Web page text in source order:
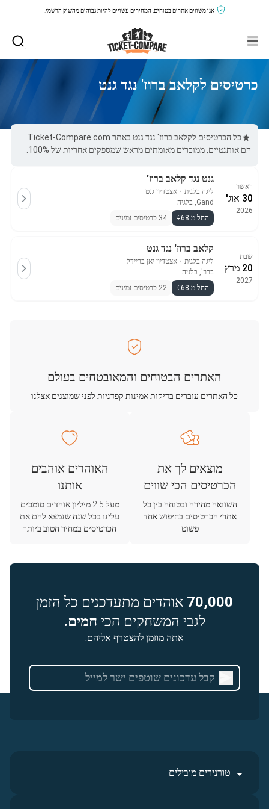
אנו משווים אתרים בטוחים, המחירים עשויים להיות גבוהים מהשוק הרשמי.
כרטיסים לקלאב ברוז' נגד גנט
כל הכרטיסים לקלאב ברוז' נגד גנט באתר Ticket-Compare.com
הם אותנטיים, ממוכרים מאומתים מראש שמספקים אחריות של 100%.
ראשון
30 אוג'
2026
גנט נגד קלאב ברוז'
ליגה בלגית ・ אצטדיון גנט
Gand, בלגיה
החל מ €68
34 כרטיסים זמינים
שבת
20 מרץ
2027
קלאב ברוז' נגד גנט
ליגה בלגית ・ אצטדיון יאן בריידל
ברוז', בלגיה
החל מ €68
22 כרטיסים זמינים
האתרים הבטוחים והמאובטחים בעולם
כל האתרים עוברים בדיקות אמינות קפדניות לפני שמוצגים אצלנו
מוצאים לך את
הכרטיסים הכי שווים
השוואה מהירה ובטוחה בין כל
אתרי הכרטיסים בחיפוש אחד
פשוט
האוהדים אוהבים
אותנו
מעל 2.5 מיליון אוהדים סומכים
עלינו בכל שנה שנמצא להם את
הכרטיסים במחיר הטוב ביותר
70,000 אוהדים מתעדכנים כל הזמן
לגבי המשחקים הכי חמים.
אתה מוזמן להצטרף אליהם.
טורנירים מובילים